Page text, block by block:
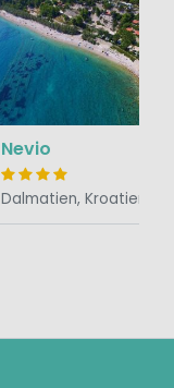
Nevio
Dalmatien, Kroatien